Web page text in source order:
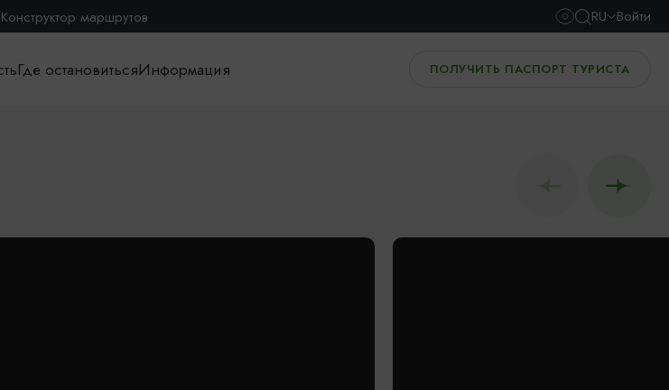
Конструктор маршрутов RU Войти
Где остановитьсяИнформация ПОЛУЧИТЬ ПАСПОРТ ТУРИСТА